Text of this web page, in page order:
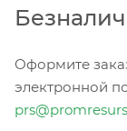
Оформите
электронной